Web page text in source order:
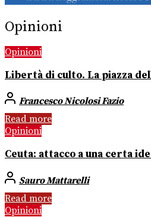
Opinioni
Opinioni
Libertà di culto. La piazza
Francesco Nicolosi Fazio
Read more
Opinioni
Ceuta: attacco a una certa
Sauro Mattarelli
Read more
Opinioni